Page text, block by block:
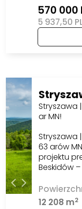
570 000
5 937,50
Stryszawa
ar MN!
Stryszawa
63 arów
projektu
Beskidów
12 208 m2